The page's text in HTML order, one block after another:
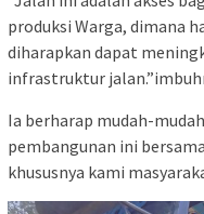
produksi Warga, dimana
diharapkan dapat
infrastruktur
Ia berharap mudah-
pembangunan ini
khususnya kami